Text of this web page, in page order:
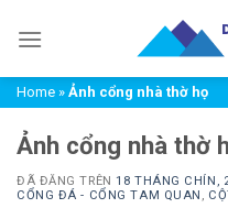
đến
dungHome » Ảnh cổng nhà thờ họ
Ảnh cổng nhà thờ
ĐÃ ĐĂNG TRÊN18 THÁNG CHÍN,
CỔNG ĐÁ - CỔNG TAM QUAN ,